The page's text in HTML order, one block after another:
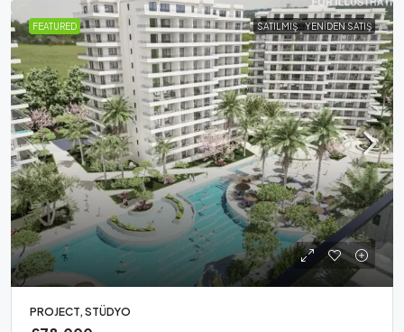
FEATURED SATILMIŞ YENIDEN SATIŞ
PROJECT, STÜDYO